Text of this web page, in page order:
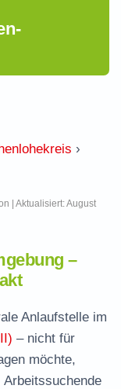
›
| Aktualisiert: August
–
Anlaufstelle im
– nicht für
möchte,